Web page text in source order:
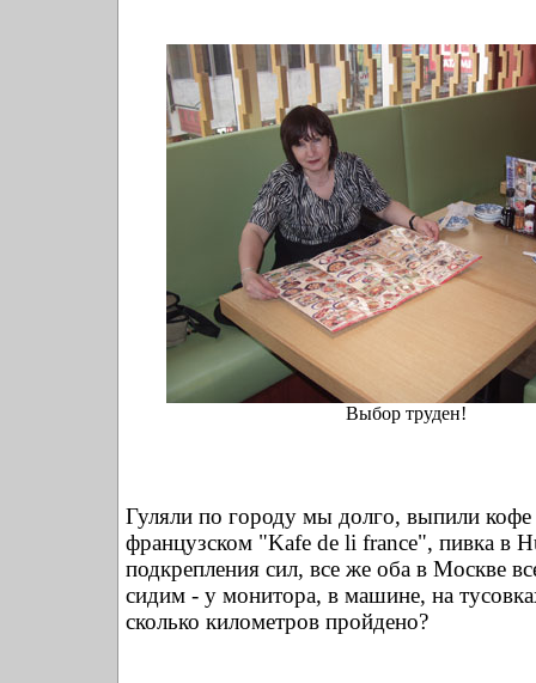
Выбор труден!
Гуляли по городу мы долго, выпили кофе
французском "Kafe de li france", пивка в
подкрепления сил, все же оба в Москве
сидим - у монитора, в машине, на
сколько километров пройдено?